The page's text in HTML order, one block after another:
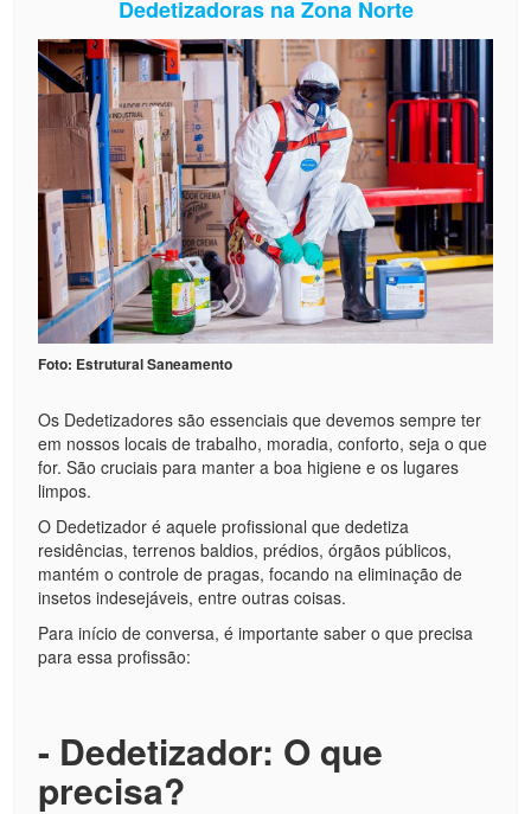
Dedetizadoras na Zona Norte
Foto: Estrutural Saneamento
Os Dedetizadores são essenciais que devemos sempre ter
em nossos locais de trabalho, moradia, conforto, seja o que
for. São cruciais para manter a boa higiene e os lugares
limpos.
O Dedetizador é aquele profissional que dedetiza
residências, terrenos baldios, prédios, órgãos públicos,
mantém o controle de pragas, focando na eliminação de
insetos indesejáveis, entre outras coisas.
Para início de conversa, é importante saber o que precisa
para essa profissão:
- Dedetizador: O que
precisa?